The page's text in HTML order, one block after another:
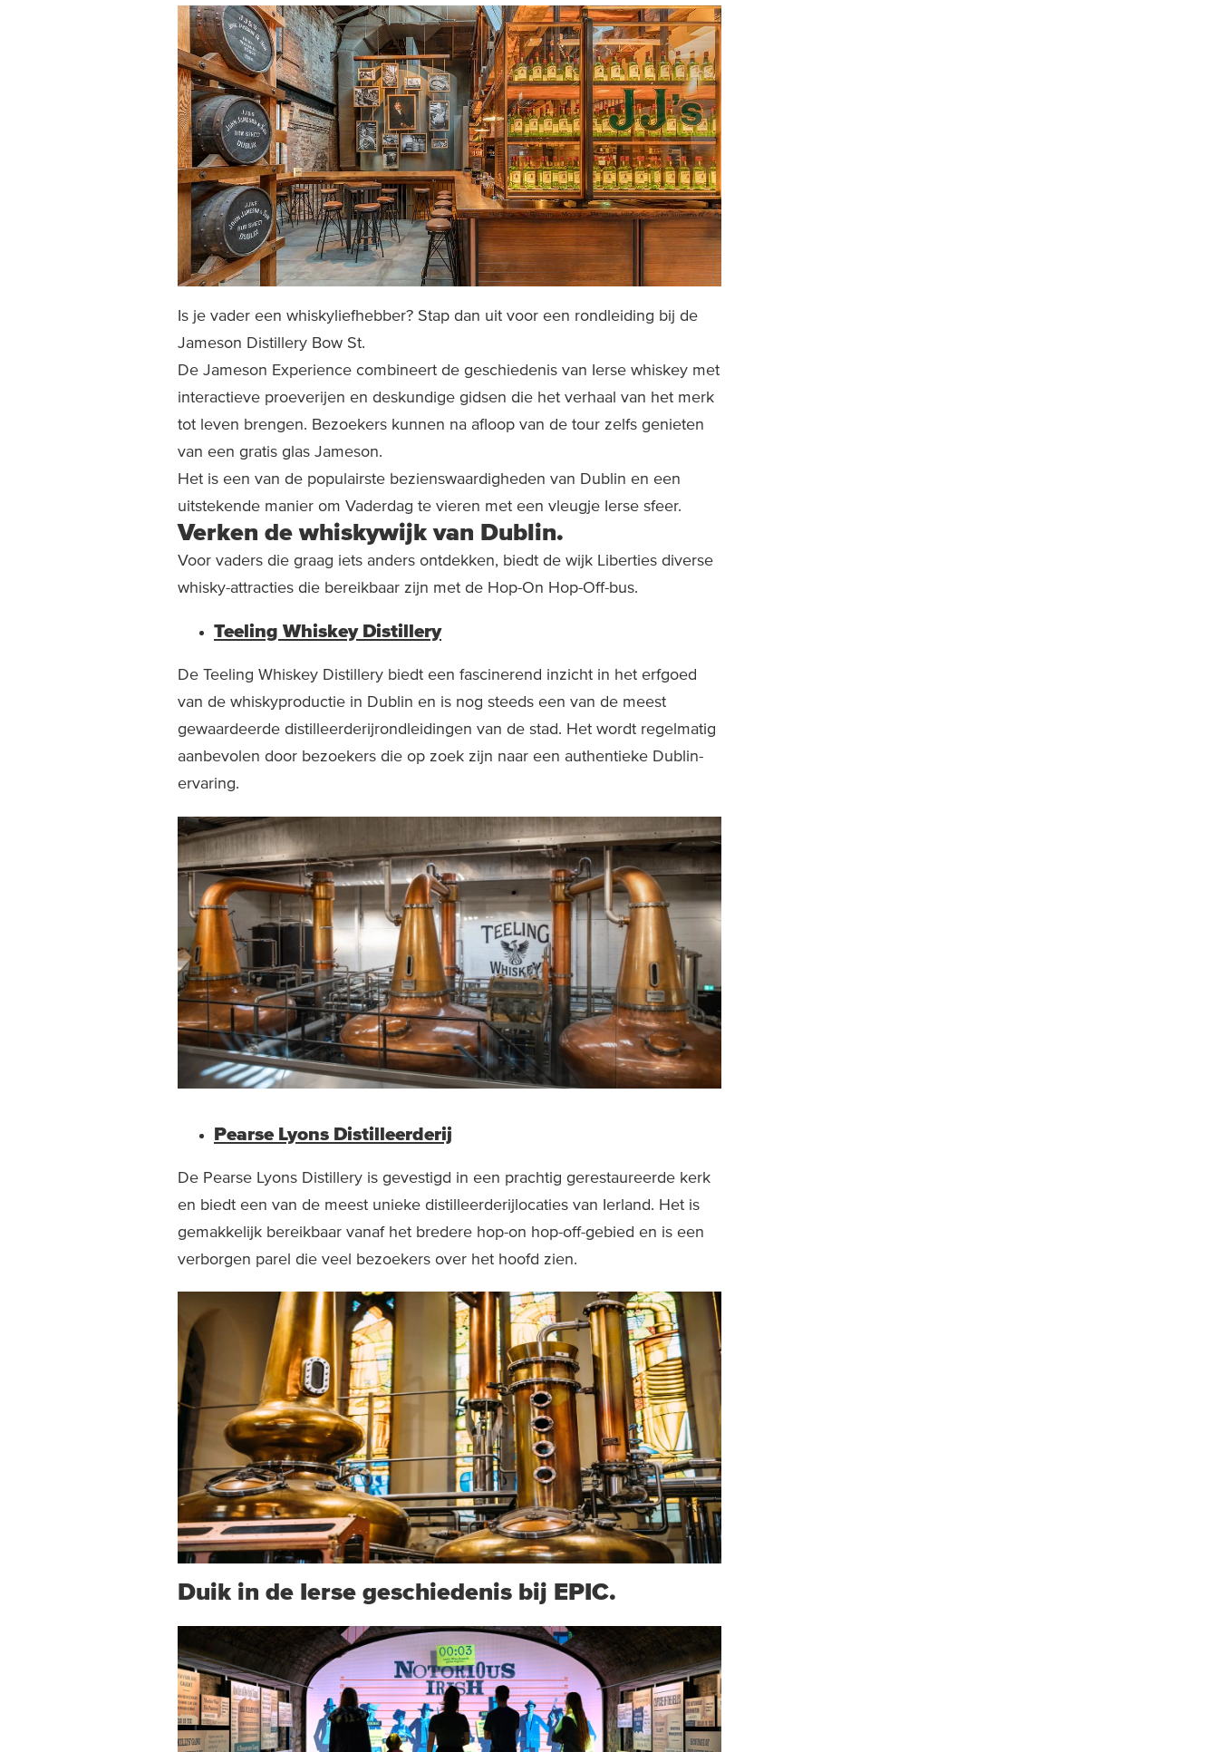
Is je vader een whiskyliefhebber? Stap dan uit voor een rondleiding bij de
Jameson Distillery Bow St.
De Jameson Experience combineert de geschiedenis van Ierse whiskey met
interactieve proeverijen en deskundige gidsen die het verhaal van het merk
tot leven brengen. Bezoekers kunnen na afloop van de tour zelfs genieten
van een gratis glas Jameson.
Het is een van de populairste bezienswaardigheden van Dublin en een
uitstekende manier om Vaderdag te vieren met een vleugje Ierse sfeer.
Verken de whiskywijk van Dublin.
Voor vaders die graag iets anders ontdekken, biedt de wijk Liberties diverse
whisky-attracties die bereikbaar zijn met de Hop-On Hop-Off-bus.
Teeling Whiskey Distillery
De Teeling Whiskey Distillery biedt een fascinerend inzicht in het erfgoed
van de whiskyproductie in Dublin en is nog steeds een van de meest
gewaardeerde distilleerderijrondleidingen van de stad. Het wordt regelmatig
aanbevolen door bezoekers die op zoek zijn naar een authentieke Dublin-
ervaring.
Pearse Lyons Distilleerderij
De Pearse Lyons Distillery is gevestigd in een prachtig gerestaureerde kerk
en biedt een van de meest unieke distilleerderijlocaties van Ierland. Het is
gemakkelijk bereikbaar vanaf het bredere hop-on hop-off-gebied en is een
verborgen parel die veel bezoekers over het hoofd zien.
Duik in de Ierse geschiedenis bij EPIC.